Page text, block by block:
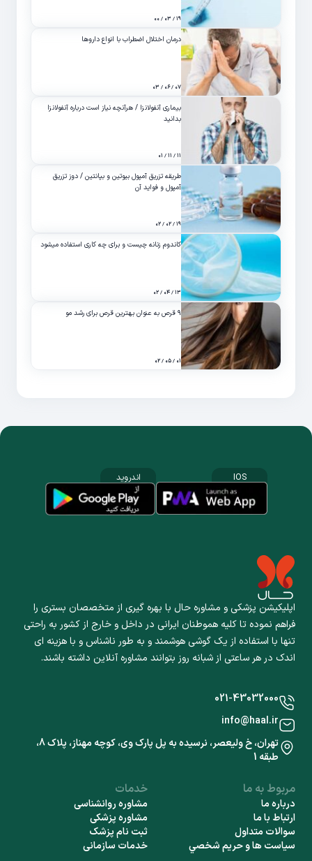
۱۹ / ۰۳ / ۰۰
درمان اختلال اضطراب با انواع داروها
۰۷ / ۰۶ / ۰۳
بیماری آنفولانزا / هرآنچه نیاز است درباره آنفولانزا
بدانید
۱۱ / ۱۱ / ۰۱
طریقه تزریق آمپول بیوتین و بپانتین / دوز تزریق
آمپول و فواید آن
۱۹ / ۰۲ / ۰۲
کاندوم زنانه چیست و برای چه کاری استفاده میشود
۱۳ / ۰۴ / ۰۲
۹ قرص به عنوان بهترین قرص برای رشد مو
۰۱ / ۰۵ / ۰۲
اپلیکیشن پزشکی و مشاوره حال با بهره گیری از متخصصان بستری را
فراهم نموده تا کلیه هموطنان ایرانی در داخل و خارج از کشور به راحتی
تنها با استفاده از یک گوشی هوشمند و به طور ناشناس و با هزینه ای
اندک در هر ساعتی از شبانه روز بتوانند مشاوره آنلاین داشته باشند.
IOS اندروید
مربوط به ما
درباره ما
ارتباط با ما
سوالات متداول
سياست ها و حريم شخصي
خدمات
مشاوره روانشناسی
مشاوره پزشکی
ثبت نام پزشک
خدمات سازمانی
021-43032000
info@haal.ir
تهران، خ ولیعصر، نرسیده به پل پارک وی، کوچه مهناز، پلاک 8،
طبقه 1